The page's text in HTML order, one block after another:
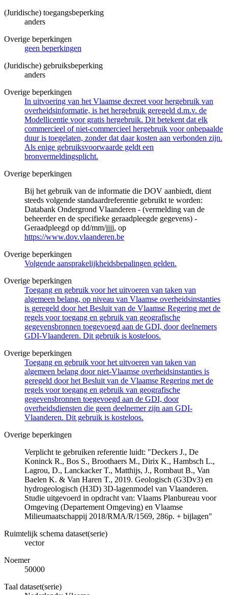
(Juridische) toegangsbeperking
anders
Overige beperkingen
geen beperkingen
(Juridische) gebruiksbeperking
anders
Overige beperkingen
In uitvoering van het Vlaamse decreet voor hergebruik van
overheidsinformatie, is het hergebruik geregeld d.m.v. de
Modellicentie voor gratis hergebruik. Dit betekent dat elk
commercieel of niet-commercieel hergebruik voor onbepaalde
duur is toegelaten, zonder dat daar kosten aan verbonden zijn.
Als enige gebruiksvoorwaarde geldt een
bronvermeldingsplicht.
Overige beperkingen
Bij het gebruik van de informatie die DOV aanbiedt, dient
steeds volgende standaardreferentie gebruikt te worden:
Databank Ondergrond Vlaanderen - (vermelding van de
beheerder en de specifieke geraadpleegde gegevens) -
Geraadpleegd op dd/mm/jjjj, op
https://www.dov.vlaanderen.be
Overige beperkingen
Volgende aansprakelijkheidsbepalingen gelden.
Overige beperkingen
Toegang en gebruik voor het uitvoeren van taken van
algemeen belang, op niveau van Vlaamse overheidsinstanties
is geregeld door het Besluit van de Vlaamse Regering met de
regels voor toegang en gebruik van geografische
gegevensbronnen toegevoegd aan de GDI, door deelnemers
GDI-Vlaanderen. Dit gebruik is kosteloos.
Overige beperkingen
Toegang en gebruik voor het uitvoeren van taken van
algemeen belang door niet-Vlaamse overheidsinstanties is
geregeld door het Besluit van de Vlaamse Regering met de
regels voor toegang en gebruik van geografische
gegevensbronnen toegevoegd aan de GDI, door
overheidsdiensten die geen deelnemer zijn aan GDI-
Vlaanderen. Dit gebruik is kosteloos.
Overige beperkingen
Verplicht te gebruiken referentie luidt: "Deckers J., De
Koninck R., Bos S., Broothaers M., Dirix K., Hambsch L.,
Lagrou, D., Lanckacker T., Matthijs, J., Rombaut B., Van
Baelen K. & Van Haren T., 2019. Geologisch (G3Dv3) en
hydrogeologisch (H3D) 3D-lagenmodel van Vlaanderen.
Studie uitgevoerd in opdracht van: Vlaams Planbureau voor
Omgeving (Departement Omgeving) en Vlaamse
Milieumaatschappij 2018/RMA/R/1569, 286p. + bijlagen"
Ruimtelijk schema dataset(serie)
vector
Noemer
50000
Taal dataset(serie)